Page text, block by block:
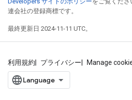
連会社の登録商標です。
最終更新日 2024-11-11 UTC。
利用規約 プライバシー Manage